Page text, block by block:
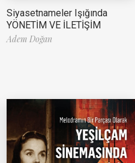
Siyasetnameler Işığında
YÖNETİM VE İLETİŞİM
Adem Doğan